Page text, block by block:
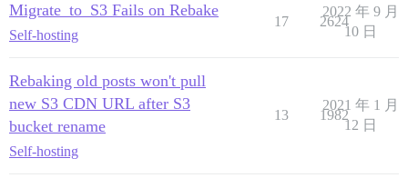
Migrate_to_S3 Fails on Rebake
Self-hosting
17 2624
2022 年 9 月
10 日
Rebaking old posts won't pull
new S3 CDN URL after S3
bucket rename
Self-hosting
13 1982
2021 年 1 月
12 日